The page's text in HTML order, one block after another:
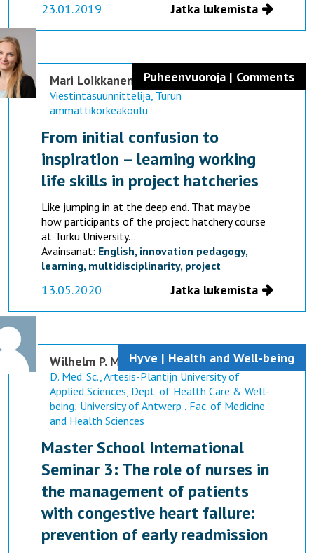
23.01.2019 Jatka lukemista
Puheenvuoroja | Comments
Mari Loikkanen
Viestintäsuunnittelija, Turun
ammattikorkeakoulu
From initial confusion to
inspiration – learning working
life skills in project hatcheries
Like jumping in at the deep end. That may be
how participants of the project hatchery course
at Turku University...
Avainsanat: English, innovation pedagogy,
learning, multidisciplinarity, project
13.05.2020 Jatka lukemista
Hyve | Health and Well-being
Wilhelm P. Mistiaen
D. Med. Sc., Artesis-Plantijn University of
Applied Sciences, Dept. of Health Care & Well-
being; University of Antwerp , Fac. of Medicine
and Health Sciences
Master School International
Seminar 3: The role of nurses in
the management of patients
with congestive heart failure:
prevention of early readmission